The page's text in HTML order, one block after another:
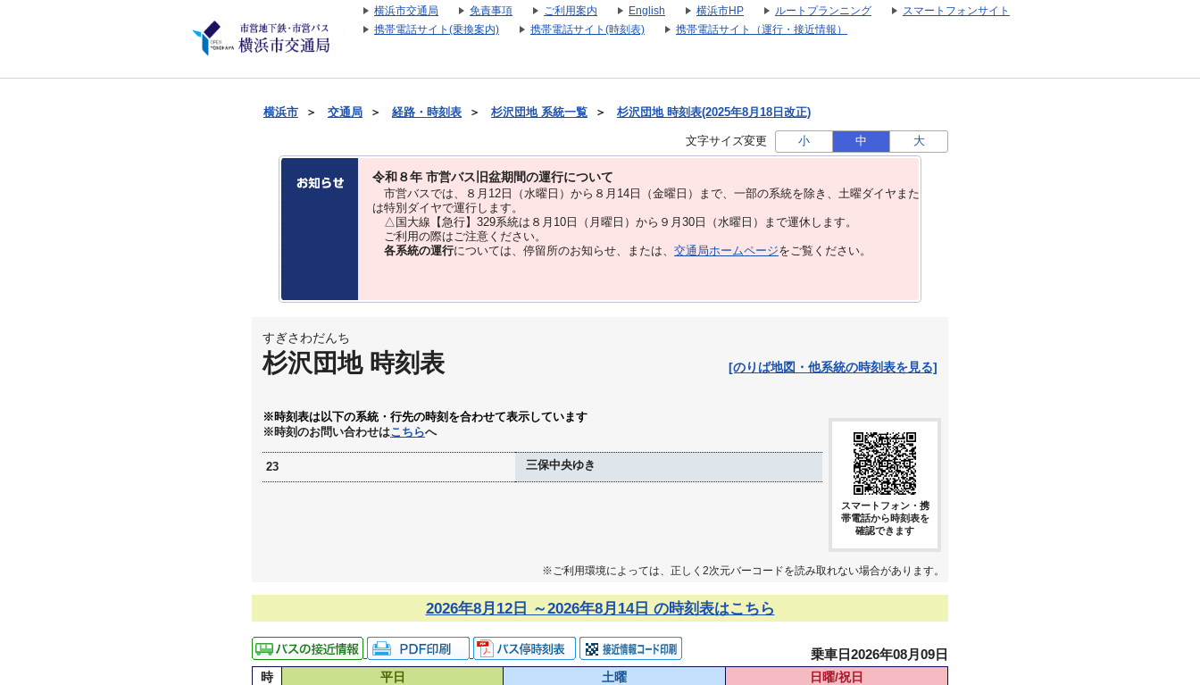
横浜市交通局 免責事項 ご利用案内 English 横浜市HP ルートプランニング
スマートフォンサイト
携帯電話サイト(乗換案内)
携帯電話サイト(時刻表) 携帯電話サイト（運行・接近情報）
横浜市 ＞ 交通局 ＞ 経路・時刻表 ＞ 杉沢団地 系統一覧 ＞ 杉沢団地 時刻表(2025年8月18日改正)
文字サイズ変更 小 中 大
令和８年 市営バス旧盆期間の運行について
市営バスでは、８⽉12⽇（水曜日）から８⽉14⽇（金曜日）まで、⼀部の系統を除き、⼟曜ダイヤまた
は特別ダイヤで運⾏します。
△国大線【急行】329系統は８月10日（月曜日）から９月30日（水曜日）まで運休します。
ご利用の際はご注意ください。
各系統の運行については、停留所のお知らせ、または、 交通局ホームページをご覧ください。
すぎさわだんち
杉沢団地 時刻表 [のりば地図・他系統の時刻表を見る]
※時刻表は以下の系統・行先の時刻を合わせて表示しています
※時刻のお問い合わせはこちらへ
23 三保中央ゆき
スマートフォン・携
帯電話から時刻表を
確認できます
※ご利用環境によっては、正しく2次元バーコードを読み取れない場合があります。
2026年8月12日 ～2026年8月14日 の時刻表はこちら
乗車日2026年08月09日
時 平日 土曜
日曜/祝日